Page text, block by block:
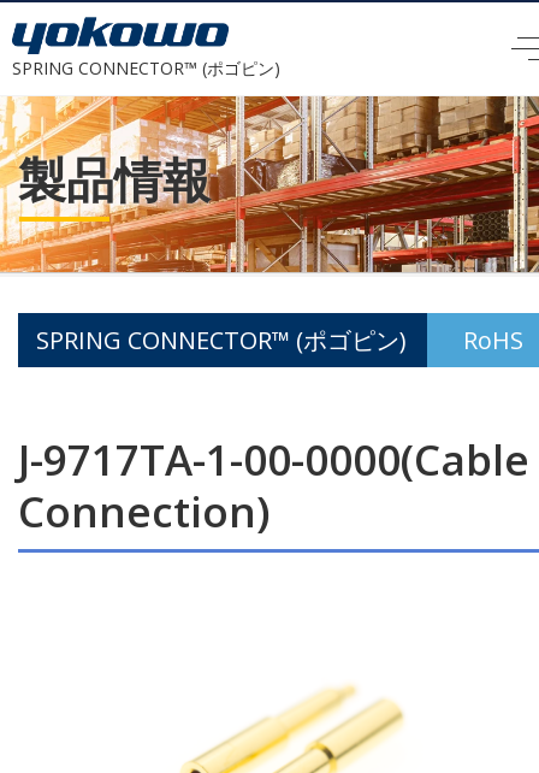
SPRING CONNECTOR™ (ポゴピン)
製品情報
J-9717TA-1-00-0000(Cable
Connection)
SPRING CONNECTOR™ (ポゴピン) RoHS